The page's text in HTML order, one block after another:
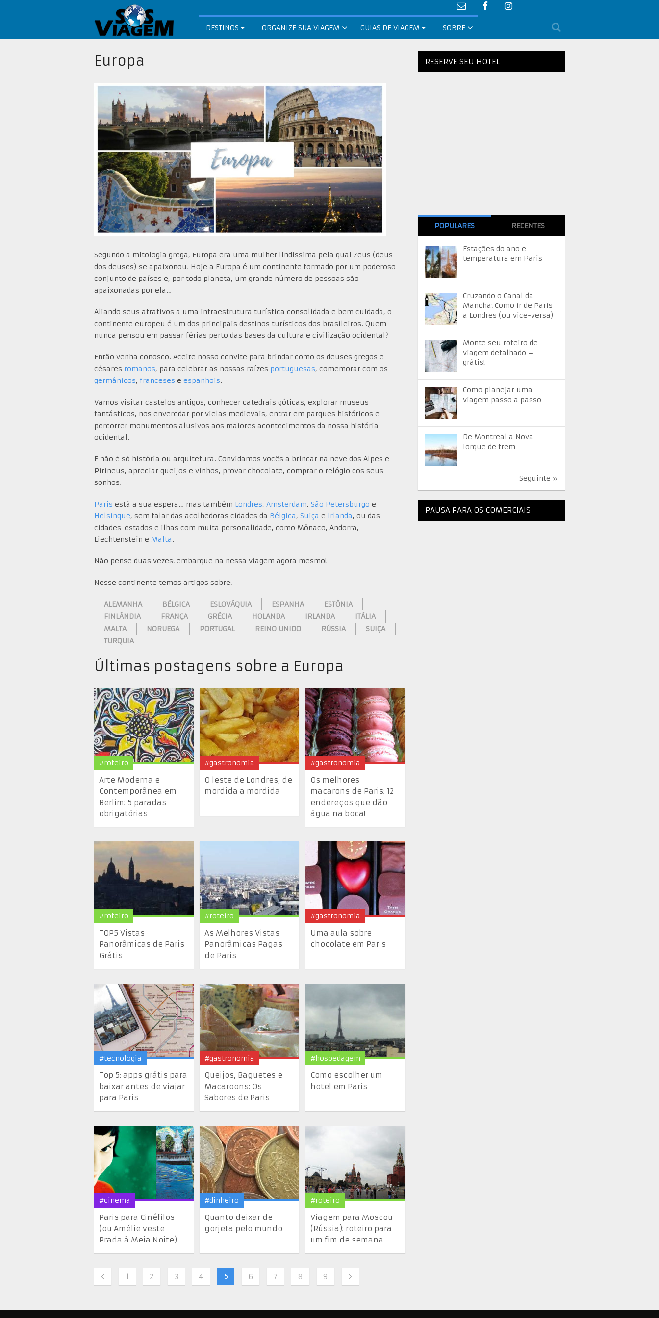
DESTINOS ORGANIZE SUA VIAGEM GUIAS DE VIAGEM SOBRE
Europa
Segundo a mitologia grega, Europa era uma mulher lindíssima pela qual Zeus (deus
dos deuses) se apaixonou. Hoje a Europa é um continente formado por um poderoso
conjunto de países e, por todo planeta, um grande número de pessoas são
apaixonadas por ela…
Aliando seus atrativos a uma infraestrutura turística consolidada e bem cuidada, o
continente europeu é um dos principais destinos turísticos dos brasileiros. Quem
nunca pensou em passar férias perto das bases da cultura e civilização ocidental?
Então venha conosco. Aceite nosso convite para brindar como os deuses gregos e
césares romanos, para celebrar as nossas raízes portuguesas, comemorar com os
germânicos, franceses e espanhois.
Vamos visitar castelos antigos, conhecer catedrais góticas, explorar museus
fantásticos, nos enveredar por vielas medievais, entrar em parques históricos e
percorrer monumentos alusivos aos maiores acontecimentos da nossa história
ocidental.
E não é só história ou arquitetura. Convidamos vocês a brincar na neve dos Alpes e
Pirineus, apreciar queijos e vinhos, provar chocolate, comprar o relógio dos seus
sonhos.
Paris está a sua espera… mas também Londres, Amsterdam, São Petersburgo e
Helsinque, sem falar das acolhedoras cidades da Bélgica, Suiça e Irlanda, ou das
cidades-estados e ilhas com muita personalidade, como Mônaco, Andorra,
Liechtenstein e Malta.
Não pense duas vezes: embarque na nessa viagem agora mesmo!
Nesse continente temos artigos sobre:
ALEMANHA BÉLGICA ESLOVÁQUIA ESPANHA
ESTÔNIA
FINLÂNDIA
FRANÇA GRÉCIA HOLANDA IRLANDA
ITÁLIA
MALTA
NORUEGA PORTUGAL REINO UNIDO RÚSSIA
SUIÇA
TURQUIA
Últimas postagens sobre a Europa
#roteiro
Arte Moderna e
Contemporânea em
Berlim: 5 paradas
obrigatórias
#gastronomia
O leste de Londres, de
mordida a mordida
#gastronomia
Os melhores
macarons de Paris: 12
endereços que dão
água na boca!
#roteiro
TOP5 Vistas
Panorâmicas de Paris
Grátis
#roteiro
As Melhores Vistas
Panorâmicas Pagas
de Paris
#gastronomia
Uma aula sobre
chocolate em Paris
#tecnologia
Top 5: apps grátis para
baixar antes de viajar
para Paris
#gastronomia
Queijos, Baguetes e
Macaroons: Os
Sabores de Paris
#hospedagem
Como escolher um
hotel em Paris
#cinema
Paris para Cinéfilos
(ou Amélie veste
Prada à Meia Noite)
#dinheiro
Quanto deixar de
gorjeta pelo mundo
#roteiro
Viagem para Moscou
(Rússia): roteiro para
um fim de semana
1 2 3 4 5 6 7 8 9
RESERVE SEU HOTEL
POPULARES RECENTES
Estações do ano e
temperatura em Paris
Cruzando o Canal da
Mancha: Como ir de Paris
a Londres (ou vice-versa)
Monte seu roteiro de
viagem detalhado –
grátis!
Como planejar uma
viagem passo a passo
De Montreal a Nova
Iorque de trem
Seguinte »
PAUSA PARA OS COMERCIAIS